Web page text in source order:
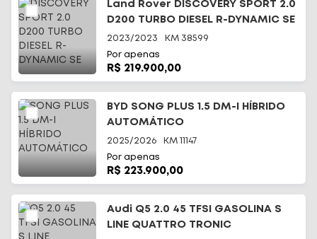
Land Rover DISCOVERY SPORT 2.0
D200 TURBO DIESEL R-DYNAMIC SE
2023/2023 KM 38599
Por apenas
R$ 219.900,00
BYD SONG PLUS 1.5 DM-I HÍBRIDO
AUTOMÁTICO
2025/2026 KM 11147
Por apenas
R$ 223.900,00
Audi Q5 2.0 45 TFSI GASOLINA S
LINE QUATTRO TRONIC